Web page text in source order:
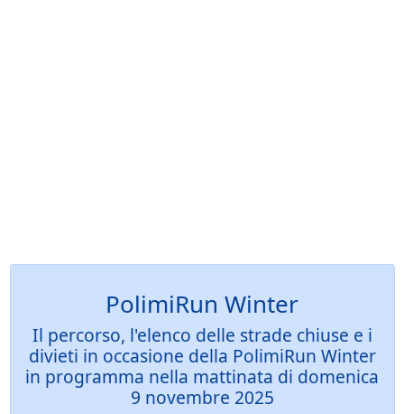
PolimiRun Winter
Il percorso, l'elenco delle strade chiuse e i
divieti in occasione della PolimiRun Winter
in programma nella mattinata di domenica
9 novembre 2025